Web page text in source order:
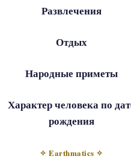
Развлечения
Отдых
Народные приметы
Характер человека по
рождения
✧ Earthmatics ✧